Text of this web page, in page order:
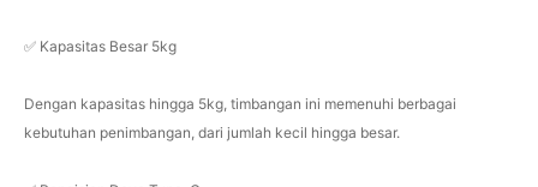
✅ Kapasitas Besar 5kg
Dengan kapasitas hingga 5kg, timbangan ini memenuhi berbagai
kebutuhan penimbangan, dari jumlah kecil hingga besar.